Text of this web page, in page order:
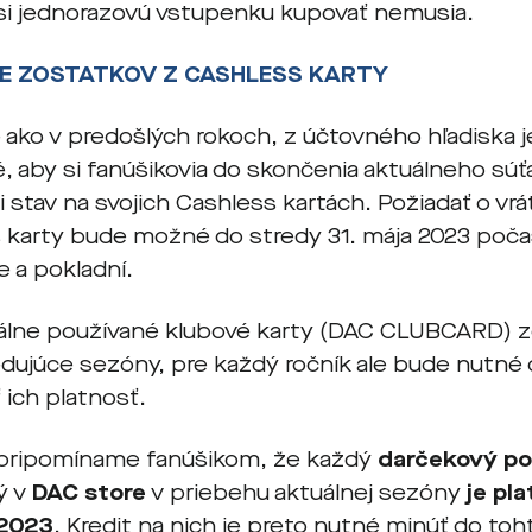
jednorazovú vstupenku kupovať nemusia.
ZOSTATKOV Z CASHLESS KARTY
v predošlých rokoch, z účtovného hľadiska
aby si fanúšikovia do skončenia aktuálneho
stav na svojich Cashless kartách. Požiadať o
karty bude možné do stredy 31. mája 2023
a pokladní.
používané klubové karty (DAC CLUBCARD)
sezóny, pre každý ročník ale bude
ich platnosť.
fanúšikom, že každý darčekový
v DAC store v priebehu aktuálnej sezóny je
. Kredit na nich je preto nutné minúť do